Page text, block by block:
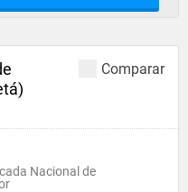
Comparar
Nacional de